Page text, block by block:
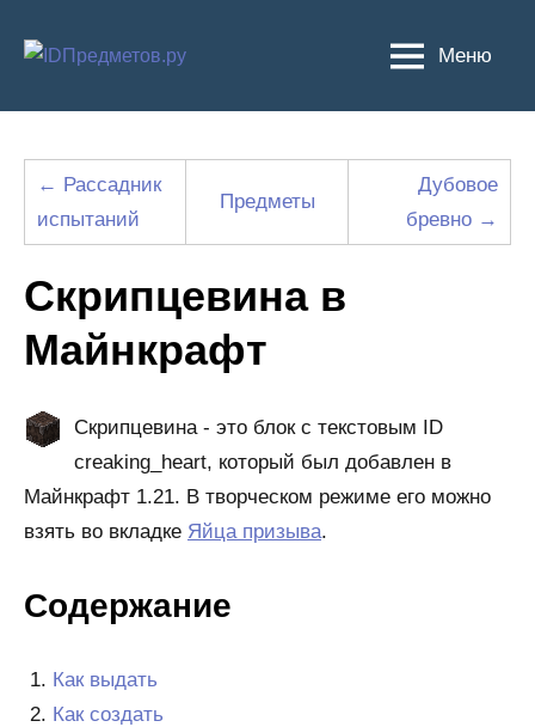
Меню
← Рассадник
испытаний
Предметы
Дубовое
бревно →
Скрипцевина в
Майнкрафт
Скрипцевина - это блок с текстовым ID
creaking_heart, который был добавлен в
Майнкрафт 1.21. В творческом режиме его можно
взять во вкладке Яйца призыва.
Содержание
Как выдать
Как создать